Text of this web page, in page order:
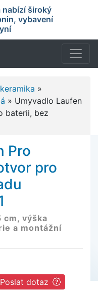
nabízí široký
vybavení
»
» Umyvadlo Laufen
baterii, bez
Pro
pro
cm, výška
a montážní
Poslat dotaz